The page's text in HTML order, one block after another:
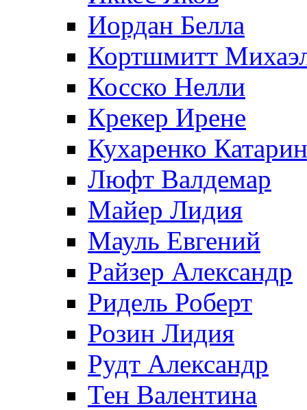
Иордан Белла
Кортшмитт
Косско Нелли
Крекер Ирене
Кухаренко
Люфт Валдемaр
Майер Лидия
Мауль Евгений
Райзер Александр
Ридель Роберт
Розин Лидия
Рудт Александр
Тен Валентина